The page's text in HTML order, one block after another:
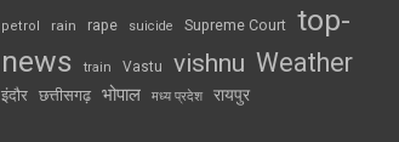
petrol rain rape suicide Supreme Court top-
news
train Vastu vishnu Weather
इंदौर छत्तीसगढ़ भोपाल मध्य प्रदेश रायपुर